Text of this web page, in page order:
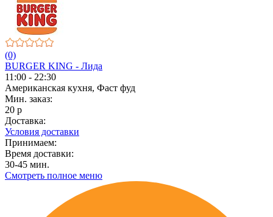
(0)
BURGER KING - Лида
11:00 - 22:30
Американская кухня, Фаст фуд
Мин. заказ:
20 р
Доставка:
Условия доставки
Принимаем:
Время доставки:
30-45 мин.
Смотреть полное меню